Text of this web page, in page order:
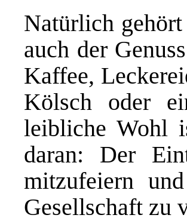
Natürlich
auch der
Kaffee,
Kölsch oder
leibliche Wohl
daran: Der
mitzufeiern
Gesellschaft zu